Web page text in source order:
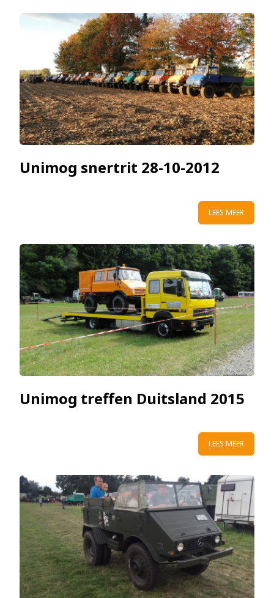
Unimog snertrit 28-10-2012
LEES MEER
Unimog treffen Duitsland 2015
LEES MEER